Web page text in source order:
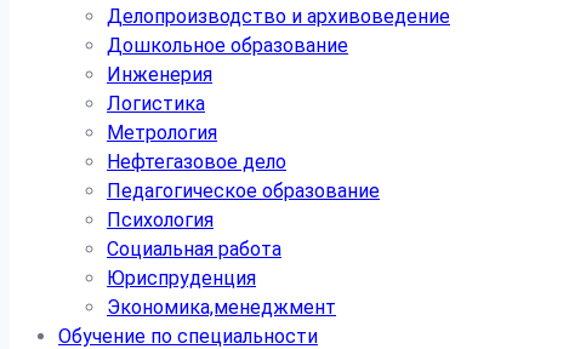
Делопроизводство и архивоведение
Дошкольное образование
Инженерия
Логистика
Метрология
Нефтегазовое дело
Педагогическое образование
Психология
Социальная работа
Юриспруденция
Экономика,менеджмент
Обучение по специальности